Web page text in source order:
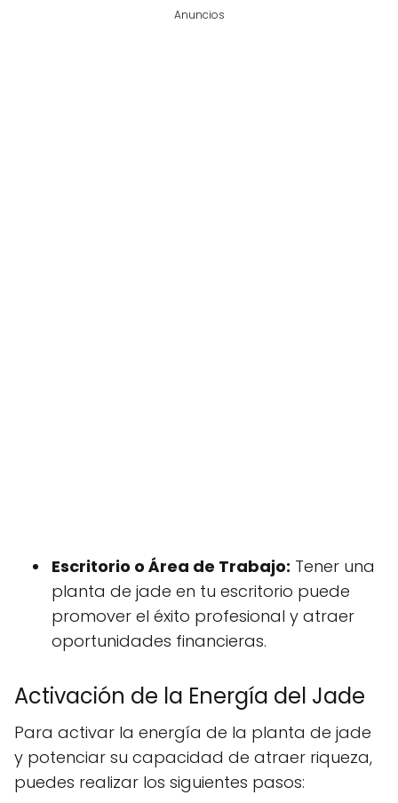
Anuncios
Escritorio o Área de Trabajo: Tener una
planta de jade en tu escritorio puede
promover el éxito profesional y atraer
oportunidades financieras.
Activación de la Energía del Jade
Para activar la energía de la planta de jade
y potenciar su capacidad de atraer riqueza,
puedes realizar los siguientes pasos: